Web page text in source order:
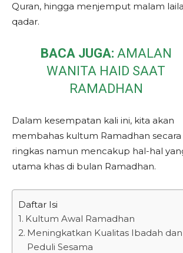
Quran, hingga menjemput malam
qadar.
BACA JUGA: AMALAN
WANITA HAID SAAT
RAMADHAN
Dalam kesempatan kali ini, kita akan
membahas kultum Ramadhan secara
ringkas namun mencakup hal-hal
utama khas di bulan Ramadhan.
Daftar Isi
Kultum Awal Ramadhan
Meningkatkan Kualitas Ibadah dan
Peduli Sesama